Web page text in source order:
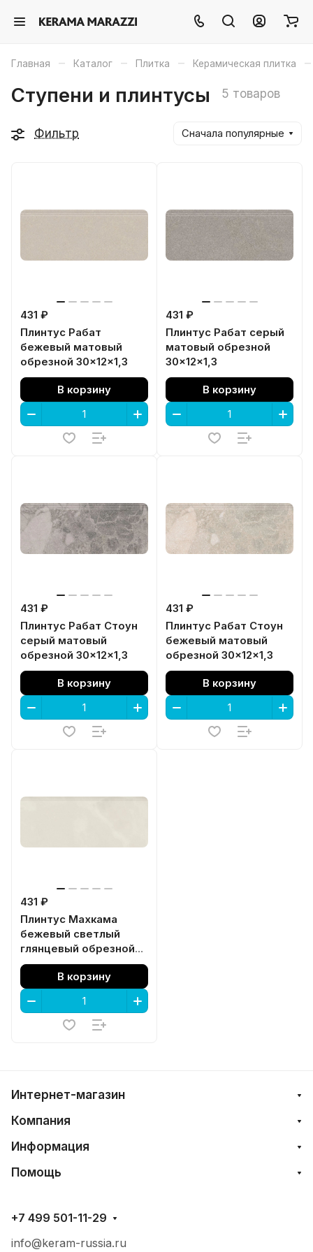
Главная – Каталог – Плитка – Керамическая плитка –
Ступени и плинтусы 5 товаров
Фильтр Сначала популярные
431 ₽
Плинтус Рабат
бежевый матовый
обрезной 30x12x1,3
В корзину
431 ₽
Плинтус Рабат серый
матовый обрезной
30x12x1,3
В корзину
431 ₽
Плинтус Рабат Стоун
серый матовый
обрезной 30x12x1,3
В корзину
431 ₽
Плинтус Рабат Стоун
бежевый матовый
обрезной 30x12x1,3
В корзину
431 ₽
Плинтус Махкама
бежевый светлый
глянцевый обрезной
30x12x1,3
В корзину
Интернет-магазин
Компания
Информация
Помощь
+7 499 501-11-29
info@keram-russia.ru